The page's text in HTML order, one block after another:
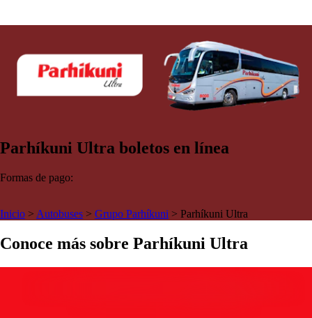
Parhíkuni Ultra boletos en línea
Formas de pago:
Inicio > Autobuses > Grupo Parhíkuni > Parhíkuni Ultra
Conoce más sobre Parhíkuni Ultra